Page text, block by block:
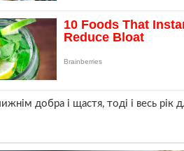
добра і щастя, тоді і весь рік